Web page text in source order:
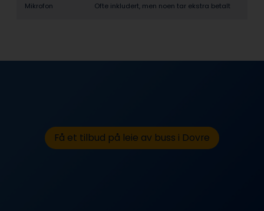
Mikrofon Ofte inkludert, men noen tar ekstra betalt
Få et tilbud på leie av buss i Dovre